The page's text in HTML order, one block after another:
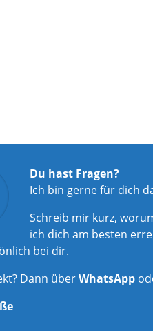
Du hast Fragen?
Ich bin gerne für dich
Schreib mir kurz,
ich dich am besten
bei dir.
Dann überWhatsApp